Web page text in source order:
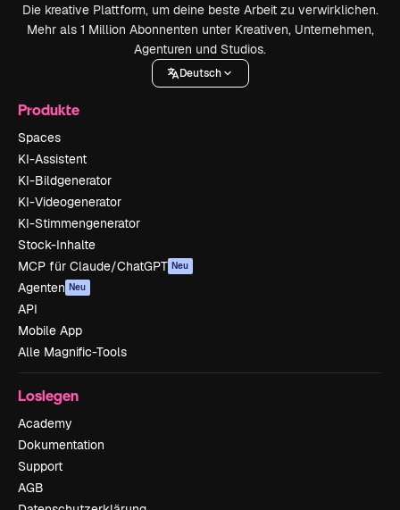
Die kreative Plattform, um deine beste Arbeit zu verwirklichen.
Mehr als 1 Million Abonnenten unter Kreativen, Unternehmen,
Agenturen und Studios.
Deutsch
Produkte
Spaces
KI-Assistent
KI-Bildgenerator
KI-Videogenerator
KI-Stimmengenerator
Stock-Inhalte
MCP für Claude/ChatGPT Neu
Agenten Neu
API
Mobile App
Alle Magnific-Tools
Loslegen
Academy
Dokumentation
Support
AGB